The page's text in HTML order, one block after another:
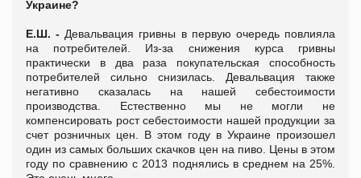
Украине?
Е.Ш. - Девальвация гривны в первую очередь повлияла
на потребителей. Из-за снижения курса гривны
практически в два раза покупательская способность
потребителей сильно снизилась. Девальвация также
негативно сказалась на нашей себестоимости
производства. Естественно мы не могли не
компенсировать рост себестоимости нашей продукции за
счет розничных цен. В этом году в Украине произошел
один из самых больших скачков цен на пиво. Цены в этом
году по сравнению с 2013 поднялись в среднем на 25%.